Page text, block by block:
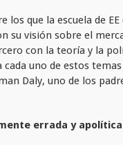
los que la escuela de
su visión sobre el
con la teoría y la
cada uno de estos
Daly, uno de los
errada y